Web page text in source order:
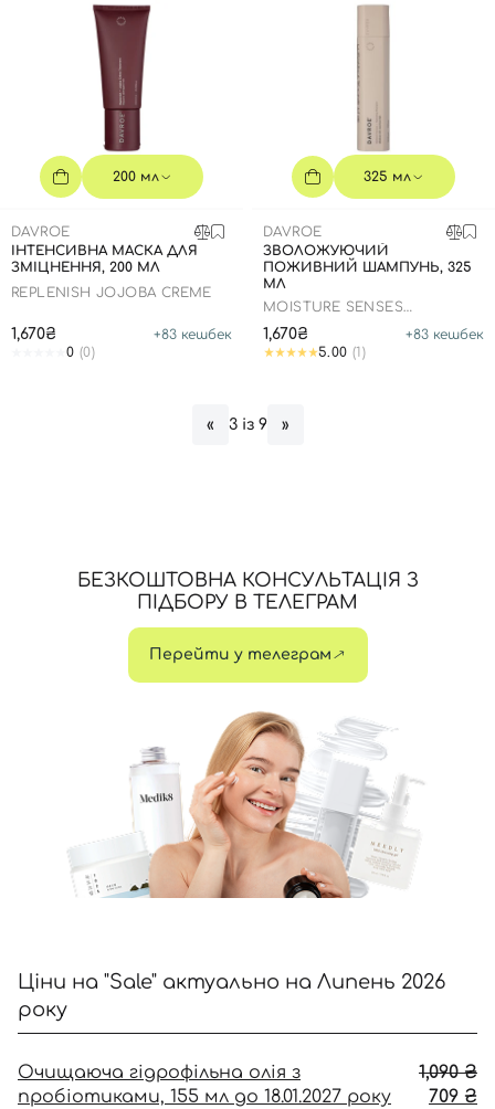
200 мл
DAVROE
ІНТЕНСИВНА МАСКА ДЛЯ
ЗМІЦНЕННЯ, 200 МЛ
REPLENISH JOJOBA CREME
1,670₴ +83 кешбек
0 (0)
325 мл
DAVROE
ЗВОЛОЖУЮЧИЙ
ПОЖИВНИЙ ШАМПУНЬ, 325
МЛ
MOISTURE SENSES
1,670₴ +83 кешбек
5.00 (1)
« 3 із 9 »
БЕЗКОШТОВНА КОНСУЛЬТАЦІЯ З
ПІДБОРУ В ТЕЛЕГРАМ
Перейти у телеграм
Ціни на "Sale" актуально на Липень 2026
року
Очищаюча гідрофільна олія з
пробіотиками, 155 мл до 18.01.2027 року
1,090₴
709 ₴
Реєстрація
Далі
Увійти за допомогою e-mail